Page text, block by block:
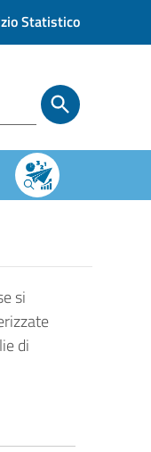
Statistico
si
di